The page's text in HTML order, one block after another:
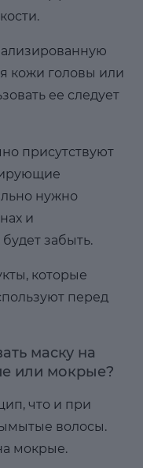
кожи головы или
ее следует
присутствуют
нужно
и
забыть.
которые
перед
маску на
или мокрые?
что и при
волосы.
мокрые.